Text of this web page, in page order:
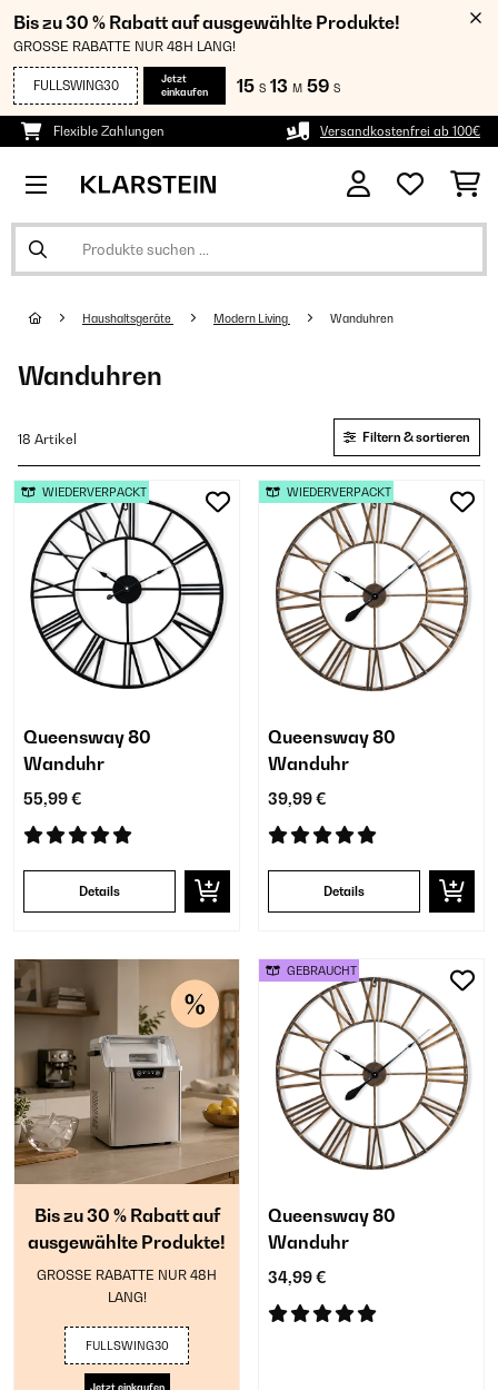
Bis zu 30 % Rabatt auf ausgewählte Produkte!
GROSSE RABATTE NUR 48H LANG!
FULLSWING30
Jetzt
einkaufen
15 S 13 M 58 S
Flexible Zahlungen Versandkostenfrei ab 100€
Haushaltsgeräte Modern Living Wanduhren
Wanduhren
18 Artikel Filtern & sortieren
Queensway 80
Wanduhr
55,99 €
Details
WIEDERVERPACKT
Queensway 80
Wanduhr
39,99 €
Details
WIEDERVERPACKT
Bis zu 30 % Rabatt auf
ausgewählte Produkte!
GROSSE RABATTE NUR 48H
LANG!
FULLSWING30
Jetzt einkaufen
Queensway 80
Wanduhr
34,99 €
GEBRAUCHT